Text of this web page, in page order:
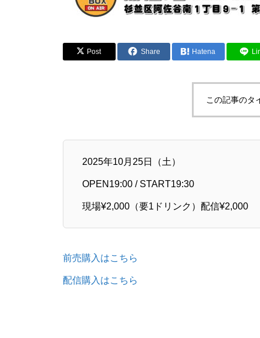
Post Share Hatena
この記事のタ
2025年10月25日（土）
OPEN19:00 / START19:30
現場¥2,000（要1ドリンク）配信¥2,000
前売購入はこちら
配信購入はこちら